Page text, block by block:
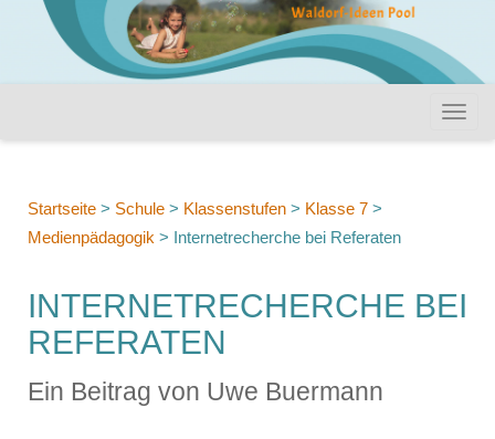
Startseite > Schule > Klassenstufen > Klasse 7 >
Medienpädagogik > Internetrecherche bei Referaten
INTERNETRECHERCHE BEI
REFERATEN
Ein Beitrag von Uwe Buermann